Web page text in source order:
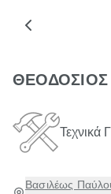
ΘΕΟΔΟΣΙΟΣ
Τεχνικά
Βασιλέως